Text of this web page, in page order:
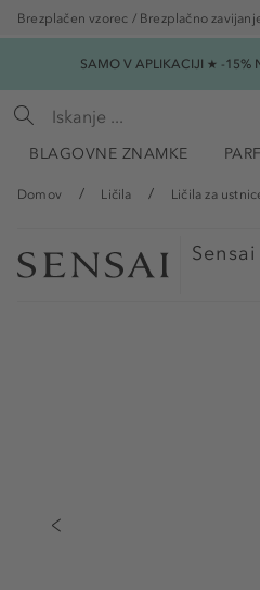
Brezplačen vzorec / Brezplačno
SAMO V APLIKACIJI ★ -15%
BLAGOVNE ZNAMKE
Domov Ličila Ličila za
Sensai